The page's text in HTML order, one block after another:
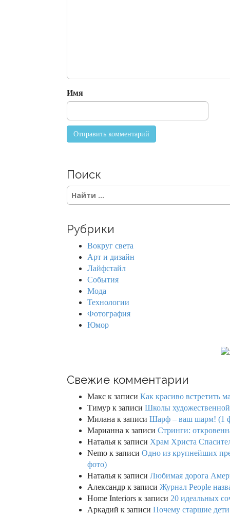
n
Имя
Поиск
S
c
Рубрики
Вокруг света
Арт и дизайн
Лайфстайл
События
Мода
Технологии
Фотография
Юмор
Свежие комментарии
Макс к записи Как красиво встретить
Тимур к записи Школы
Милана к записи Шарф – ваш шарм! (1
Марианна к записи Стринги:
Наталья к записи Храм Христа
Nemo к записи Одно из крупнейших
фото)
Наталья к записи Любимая дорога
Александр к записи Журнал People
Home Interiors к записи 20 идеальных
Аркадий к записи Почему старшие